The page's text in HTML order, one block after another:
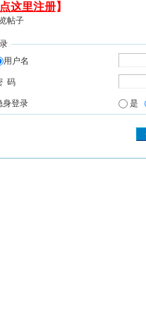
点这里注册】
帖子
用户名
码
身登录 是